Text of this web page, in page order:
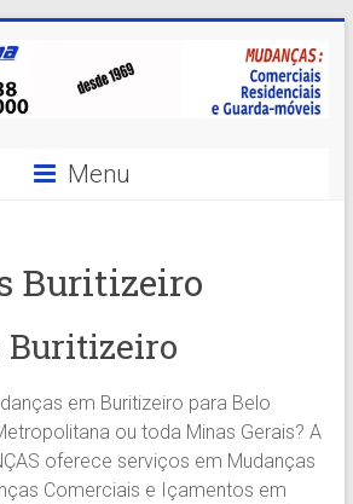
Menu
Buritizeiro
Buritizeiro
em Buritizeiro para Belo
ou toda Minas Gerais? A
oferece serviços em Mudanças
Comerciais e Içamentos em